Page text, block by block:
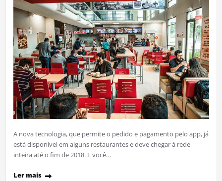
A nova tecnologia, que permite o pedido e pagamento pelo app, já
está disponível em alguns restaurantes e deve chegar à rede
inteira até o fim de 2018. E você…
Ler mais